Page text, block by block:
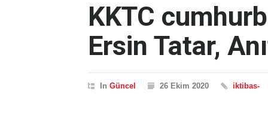
KKTC
Ersin Tatar,
In Güncel 26 Ekim 2020 iktibas-